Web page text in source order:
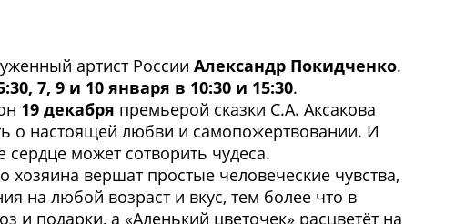
артист России Александр Покидченко.
7, 9 и 10 января в 10:30 и 15:30.
19 декабря премьерой сказки С.А. Аксакова
о настоящей любви и самопожертвовании. И
может сотворить чудеса.
хозяина вершат простые человеческие чувства,
на любой возраст и вкус, тем более что в
и подарки, а «Аленький цветочек» расцветёт на